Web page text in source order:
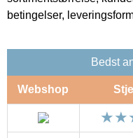
betingelser,
Bedst
Webshop